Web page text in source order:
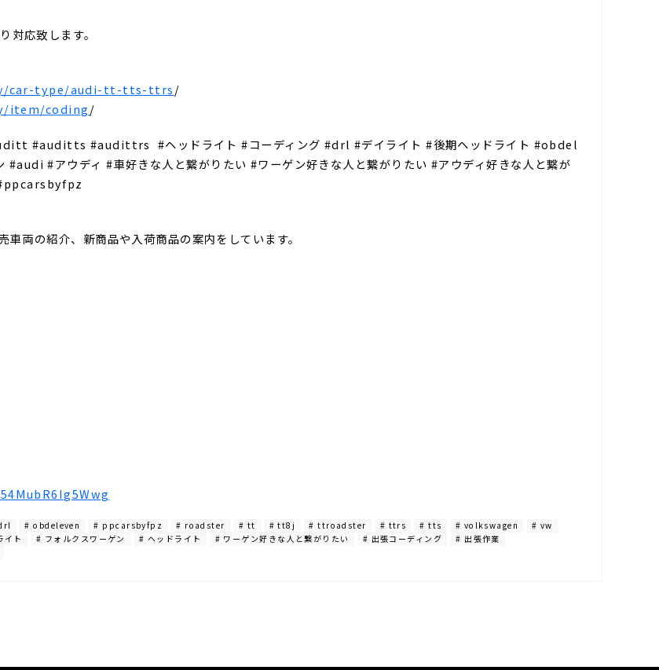
応致します。
car-type/audi-tt-tts-ttrs/
item/coding/
#audittrs #ヘッドライト #コーディング #drl #デイライト #後期ヘッドライト #obdel
#アウディ #車好きな人と繋がりたい #ワーゲン好きな人と繋がりたい #アウディ好きな人と繋が
#ppcarsbyfpz
両の紹介、新商品や入荷商品の案内をしています。⁣⁣⁡
# obdeleven # ppcarsbyfpz # roadster # tt # tt8j # ttroadster # ttrs # tts # volkswagen
# vw
イト # フォルクスワーゲン # ヘッドライト # ワーゲン好きな人と繋がりたい # 出張コーディング
# 出張作業